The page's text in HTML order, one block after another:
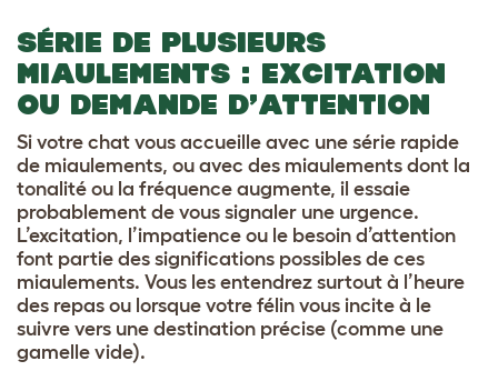
SÉRIE DE PLUSIEURS
MIAULEMENTS : EXCITATION
OU DEMANDE D’ATTENTION
Si votre chat vous accueille avec une série rapide
de miaulements, ou avec des miaulements dont la
tonalité ou la fréquence augmente, il essaie
probablement de vous signaler une urgence.
L’excitation, l’impatience ou le besoin d’attention
font partie des significations possibles de ces
miaulements. Vous les entendrez surtout à l’heure
des repas ou lorsque votre félin vous incite à le
suivre vers une destination précise (comme une
gamelle vide).